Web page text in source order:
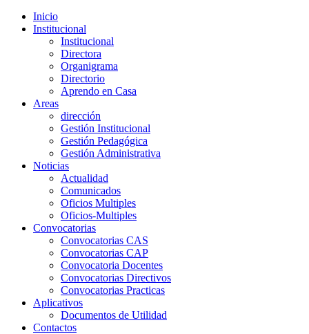
Inicio
Institucional
Institucional
Directora
Organigrama
Directorio
Aprendo en Casa
Areas
dirección
Gestión Institucional
Gestión Pedagógica
Gestión Administrativa
Noticias
Actualidad
Comunicados
Oficios Multiples
Oficios-Multiples
Convocatorias
Convocatorias CAS
Convocatorias CAP
Convocatoria Docentes
Convocatorias Directivos
Convocatorias Practicas
Aplicativos
Documentos de Utilidad
Contactos